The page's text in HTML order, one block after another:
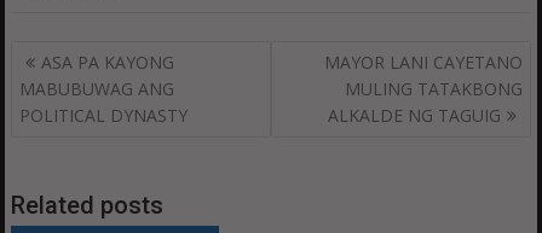
Post
navigation
ASA PA KAYONG
MABUBUWAG ANG
POLITICAL DYNASTY
MAYOR LANI CAYETANO
MULING TATAKBONG
ALKALDE NG TAGUIG
Related posts